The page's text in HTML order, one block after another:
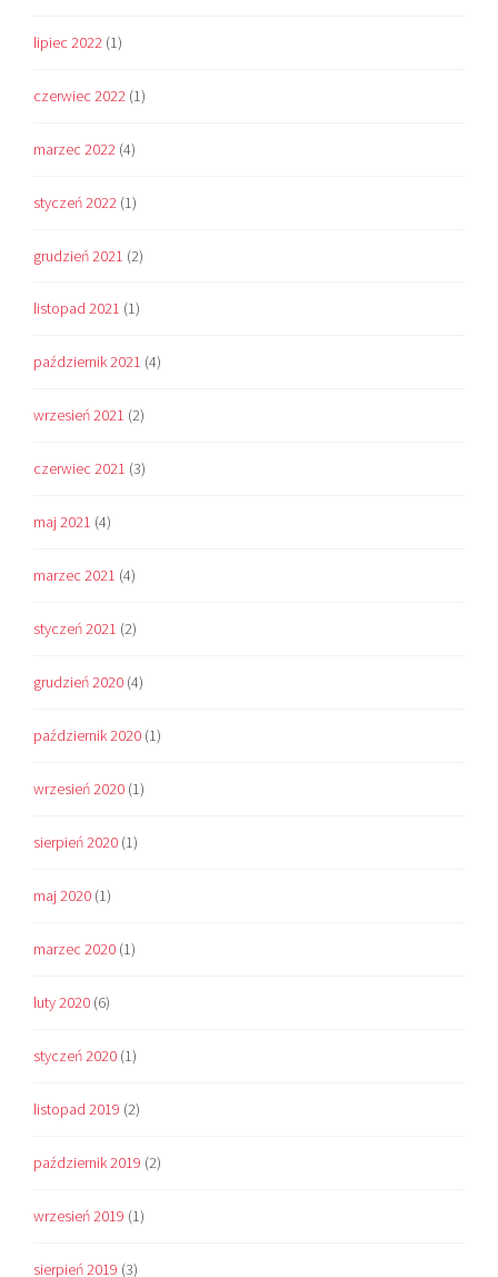
lipiec 2022 (1)
czerwiec 2022 (1)
marzec 2022 (4)
styczeń 2022 (1)
grudzień 2021 (2)
listopad 2021 (1)
październik 2021 (4)
wrzesień 2021 (2)
czerwiec 2021 (3)
maj 2021 (4)
marzec 2021 (4)
styczeń 2021 (2)
grudzień 2020 (4)
październik 2020 (1)
wrzesień 2020 (1)
sierpień 2020 (1)
maj 2020 (1)
marzec 2020 (1)
luty 2020 (6)
styczeń 2020 (1)
listopad 2019 (2)
październik 2019 (2)
wrzesień 2019 (1)
sierpień 2019 (3)